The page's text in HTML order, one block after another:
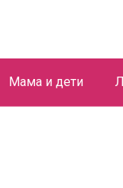
Мама и дети